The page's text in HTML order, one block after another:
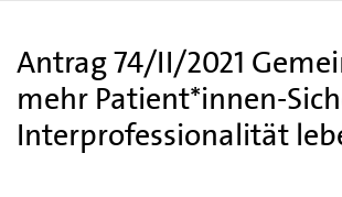
Antrag 74/II/2021
mehr Patient*innen-
Interprofessionalität